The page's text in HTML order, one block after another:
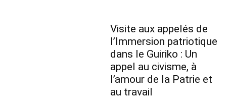
Visite aux appelés de
l’Immersion patriotique
dans le Guiriko : Un
appel au civisme, à
l’amour de la Patrie et
au travail